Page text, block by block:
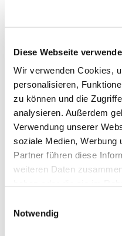
Diese Webseite
Wir verwenden Cookies,
personalisieren,
zu können und die
analysieren. Außerdem
Verwendung unserer
soziale Medien, Werbung
Partner führen diese
weiteren Daten
Notwendig